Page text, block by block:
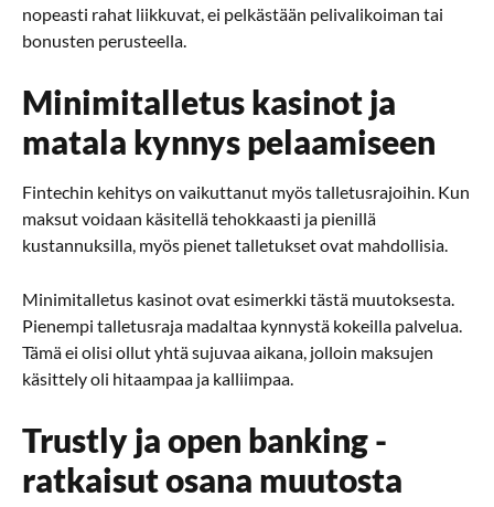
nopeasti rahat liikkuvat, ei pelkästään pelivalikoiman tai
bonusten perusteella.
Minimitalletus kasinot ja
matala kynnys pelaamiseen
Fintechin kehitys on vaikuttanut myös talletusrajoihin. Kun
maksut voidaan käsitellä tehokkaasti ja pienillä
kustannuksilla, myös pienet talletukset ovat mahdollisia.
Minimitalletus kasinot ovat esimerkki tästä muutoksesta.
Pienempi talletusraja madaltaa kynnystä kokeilla palvelua.
Tämä ei olisi ollut yhtä sujuvaa aikana, jolloin maksujen
käsittely oli hitaampaa ja kalliimpaa.
Trustly ja open banking -
ratkaisut osana muutosta